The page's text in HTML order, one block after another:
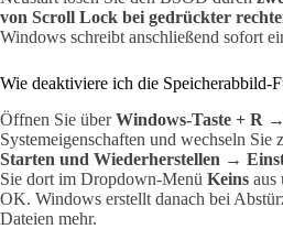
von Scroll Lock bei gedrückter
Windows schreibt anschließend sofort
Wie deaktiviere ich die Speicherabbild-
Öffnen Sie überWindows-Taste + R
Systemeigenschaften und wechseln Sie
Starten und Wiederherstellen →
Sie dort im Dropdown-Menü Keins aus
OK. Windows erstellt danach bei
Dateien mehr.